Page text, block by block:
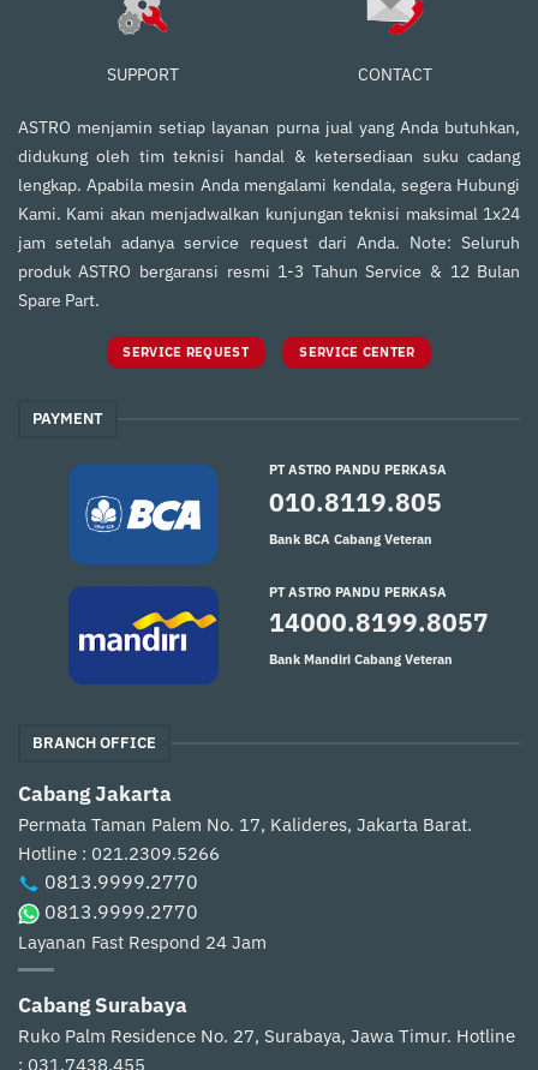
SUPPORT CONTACT
ASTRO menjamin setiap layanan purna jual yang Anda butuhkan,
didukung oleh tim teknisi handal & ketersediaan suku cadang
lengkap. Apabila mesin Anda mengalami kendala, segera Hubungi
Kami. Kami akan menjadwalkan kunjungan teknisi maksimal 1x24
jam setelah adanya service request dari Anda. Note: Seluruh
produk ASTRO bergaransi resmi 1-3 Tahun Service & 12 Bulan
Spare Part.
SERVICE REQUEST SERVICE CENTER
PAYMENT
PT ASTRO PANDU PERKASA
010.8119.805
Bank BCA Cabang Veteran
PT ASTRO PANDU PERKASA
14000.8199.8057
Bank Mandiri Cabang Veteran
BRANCH OFFICE
Cabang Jakarta
Permata Taman Palem No. 17, Kalideres, Jakarta Barat.
Hotline : 021.2309.5266
0813.9999.2770
0813.9999.2770
Layanan Fast Respond 24 Jam
Cabang Surabaya
Ruko Palm Residence No. 27, Surabaya, Jawa Timur. Hotline
: 031.7438.455